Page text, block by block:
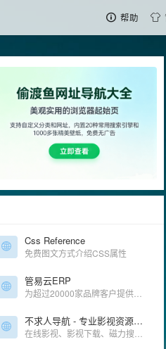
帮助
Css Reference
免费图文方式介绍CSS属性
管易云ERP
不求人导航 - 专业影视资源导航